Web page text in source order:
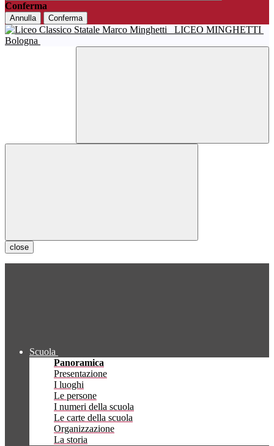
Conferma
Annulla Conferma
LICEO MINGHETTI
Bologna
close
Scuola
Panoramica
Presentazione
I luoghi
Le persone
I numeri della scuola
Le carte della scuola
Organizzazione
La storia